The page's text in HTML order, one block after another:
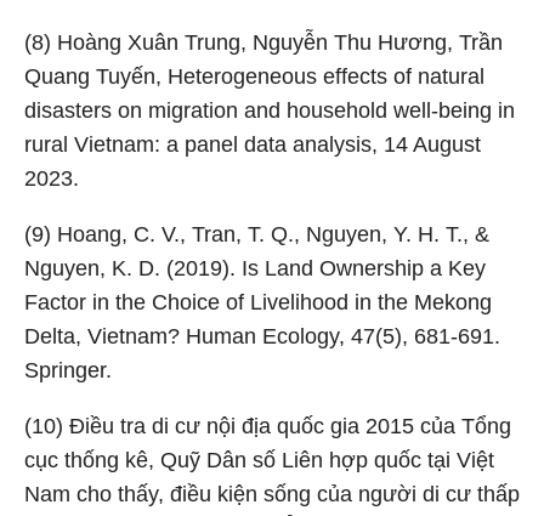
(8) Hoàng Xuân Trung, Nguyễn Thu Hương, Trần
Quang Tuyến, Heterogeneous effects of natural
disasters on migration and household well-being in
rural Vietnam: a panel data analysis, 14 August
2023.
(9) Hoang, C. V., Tran, T. Q., Nguyen, Y. H. T., &
Nguyen, K. D. (2019). Is Land Ownership a Key
Factor in the Choice of Livelihood in the Mekong
Delta, Vietnam? Human Ecology, 47(5), 681-691.
Springer.
(10) Điều tra di cư nội địa quốc gia 2015 của Tổng
cục thống kê, Quỹ Dân số Liên hợp quốc tại Việt
Nam cho thấy, điều kiện sống của người di cư thấp